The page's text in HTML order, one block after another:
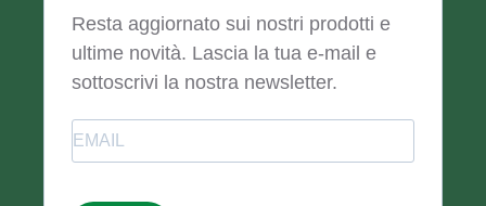
Resta aggiornato sui nostri prodotti e
ultime novità. Lascia la tua e-mail e
sottoscrivi la nostra newsletter.
Email